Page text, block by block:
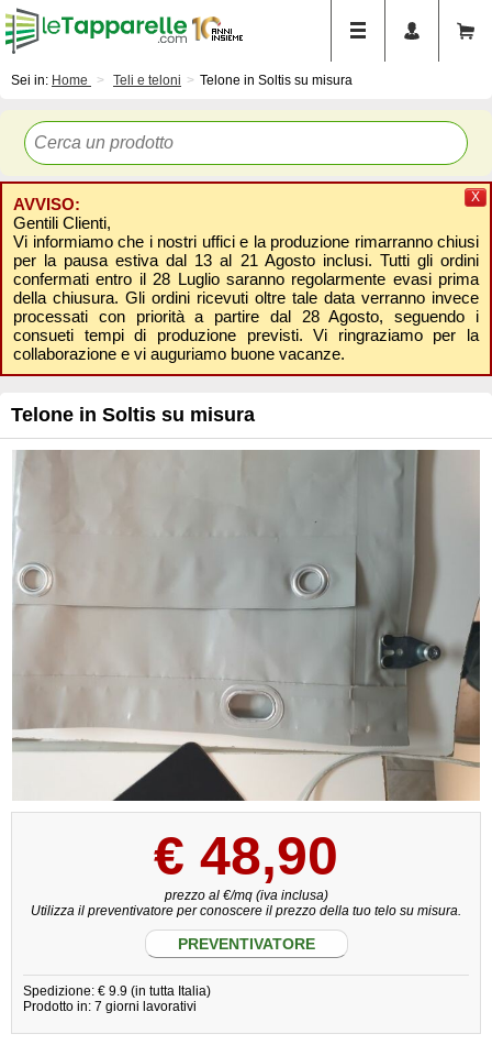
Sei in: Home Teli e teloni Telone in Soltis su misura
AVVISO:
Gentili Clienti,
Vi informiamo che i nostri uffici e la produzione rimarranno chiusi
per la pausa estiva dal 13 al 21 Agosto inclusi. Tutti gli ordini
confermati entro il 28 Luglio saranno regolarmente evasi prima
della chiusura. Gli ordini ricevuti oltre tale data verranno invece
processati con priorità a partire dal 28 Agosto, seguendo i
consueti tempi di produzione previsti. Vi ringraziamo per la
collaborazione e vi auguriamo buone vacanze.
X
Telone in Soltis su misura
€ 48,90
prezzo al €/mq (iva inclusa)
Utilizza il preventivatore per conoscere il prezzo della tuo telo su misura.
PREVENTIVATORE
Spedizione: € 9.9 (in tutta Italia)
Prodotto in: 7 giorni lavorativi